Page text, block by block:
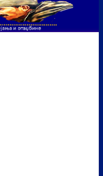
stranaca se zaposlilo